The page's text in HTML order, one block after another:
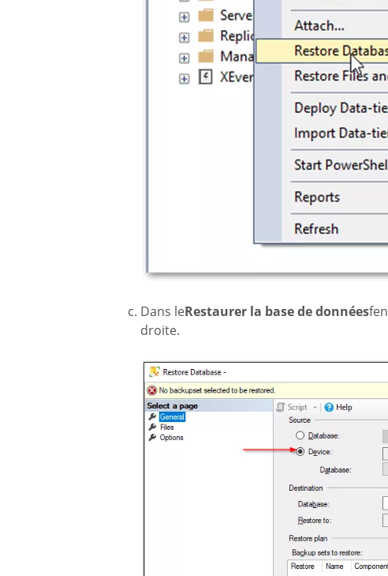
Dans leRestaurer la base de données
droite.